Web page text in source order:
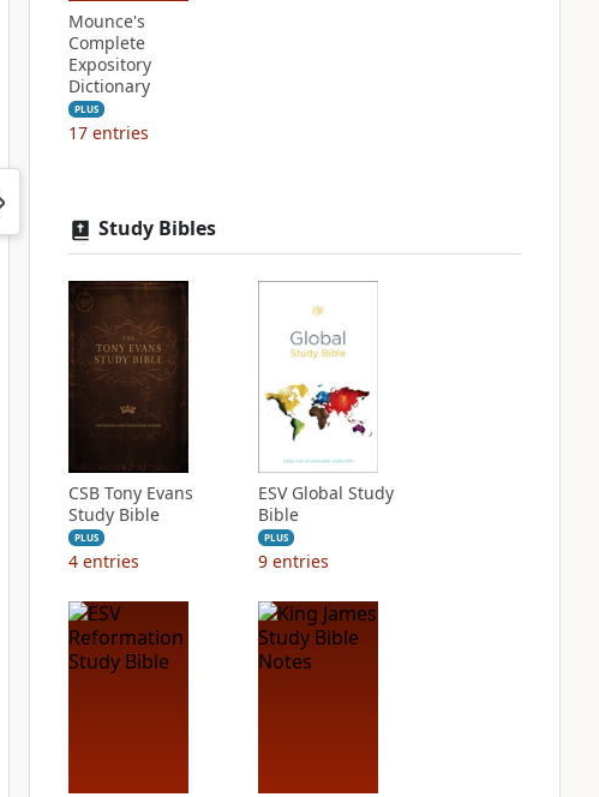
Mounce's
Complete
Expository
Dictionary
PLUS
17 entries
Study Bibles
CSB Tony Evans
Study Bible
PLUS
4 entries
ESV Global Study
Bible
PLUS
9 entries